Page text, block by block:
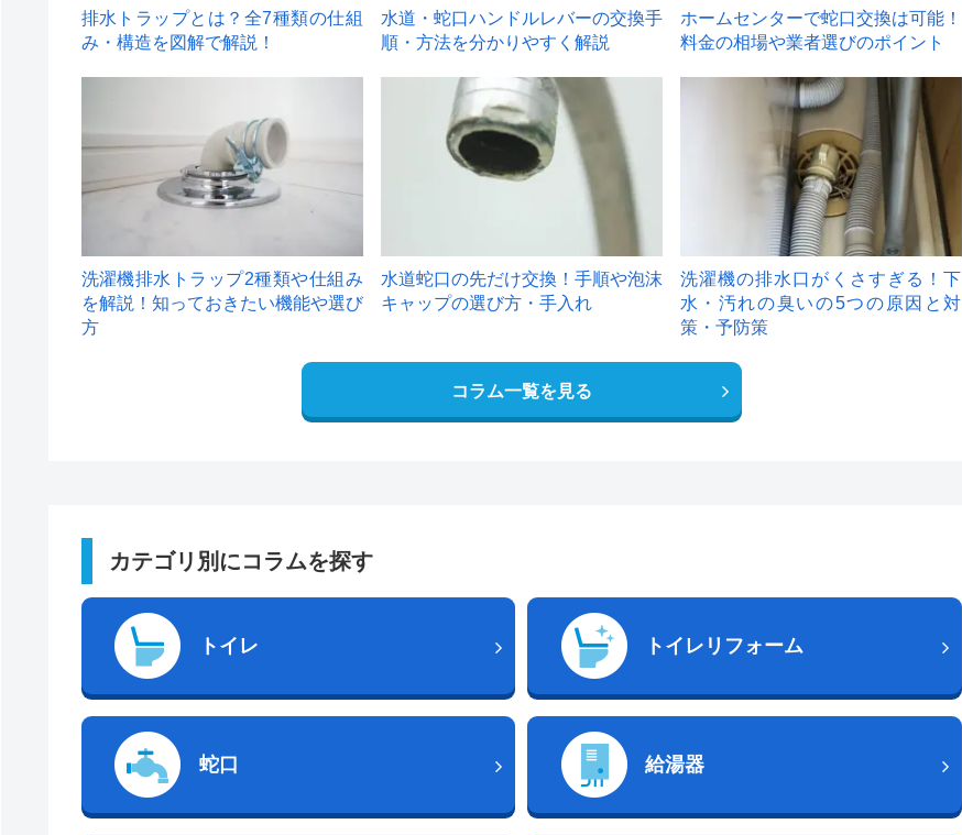
排水トラップとは？全7種類の仕組
み・構造を図解で解説！
水道・蛇口ハンドルレバーの交換手
順・方法を分かりやすく解説
ホームセンターで蛇口交換は可能！
料金の相場や業者選びのポイント
洗濯機排水トラップ2種類や仕組み
を解説！知っておきたい機能や選び
方
水道蛇口の先だけ交換！手順や泡沫
キャップの選び方・手入れ
洗濯機の排水口がくさすぎる！下
水・汚れの臭いの5つの原因と対
策・予防策
コラム一覧を見る
カテゴリ別にコラムを探す
トイレ トイレリフォーム
蛇口 給湯器